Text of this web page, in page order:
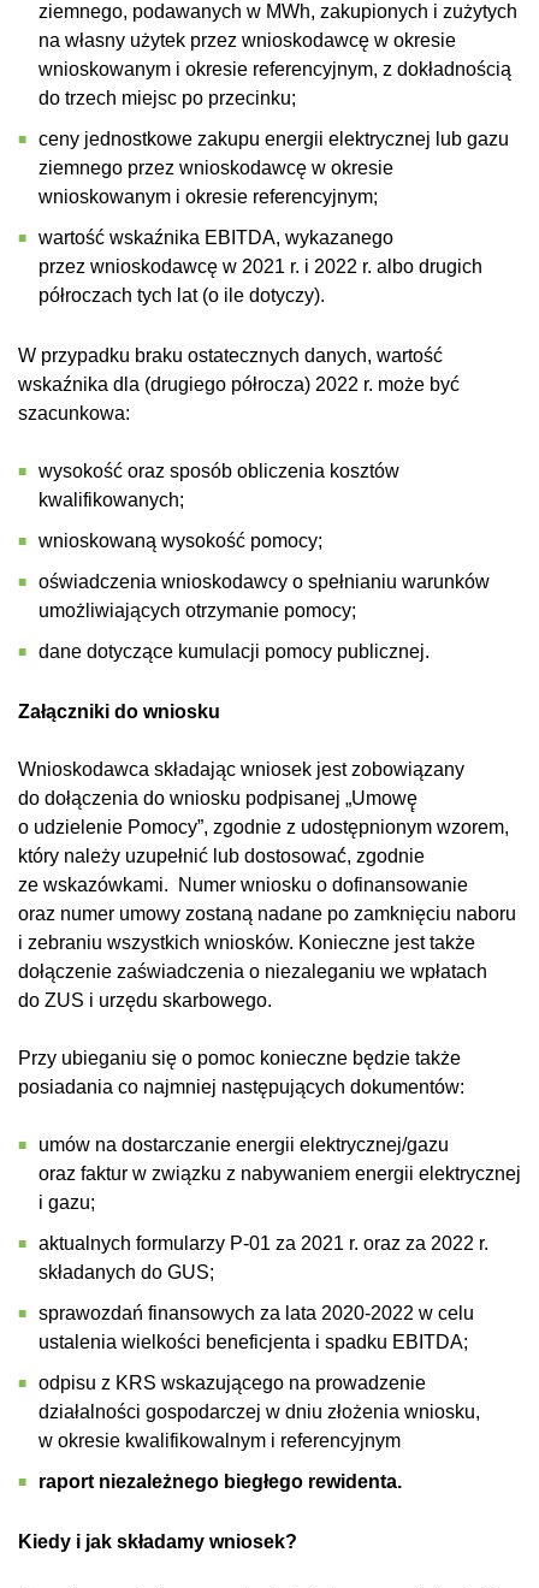
ziemnego, podawanych w MWh, zakupionych i zużytych
na własny użytek przez wnioskodawcę w okresie
wnioskowanym i okresie referencyjnym, z dokładnością
do trzech miejsc po przecinku;
ceny jednostkowe zakupu energii elektrycznej lub gazu
ziemnego przez wnioskodawcę w okresie
wnioskowanym i okresie referencyjnym;
wartość wskaźnika EBITDA, wykazanego
przez wnioskodawcę w 2021 r. i 2022 r. albo drugich
półroczach tych lat (o ile dotyczy).
W przypadku braku ostatecznych danych, wartość
wskaźnika dla (drugiego półrocza) 2022 r. może być
szacunkowa:
wysokość oraz sposób obliczenia kosztów
kwalifikowanych;
wnioskowaną wysokość pomocy;
oświadczenia wnioskodawcy o spełnianiu warunków
umożliwiających otrzymanie pomocy;
dane dotyczące kumulacji pomocy publicznej.
Załączniki do wniosku
Wnioskodawca składając wniosek jest zobowiązany
do dołączenia do wniosku podpisanej „Umowę̨
o udzielenie Pomocy”, zgodnie z udostępnionym wzorem,
który należy uzupełnić lub dostosować́, zgodnie
ze wskazówkami. Numer wniosku o dofinansowanie
oraz numer umowy zostaną nadane po zamknięciu naboru
i zebraniu wszystkich wniosków. Konieczne jest także
dołączenie zaświadczenia o niezaleganiu we wpłatach
do ZUS i urzędu skarbowego.
Przy ubieganiu się o pomoc konieczne będzie także
posiadania co najmniej następujących dokumentów:
umów na dostarczanie energii elektrycznej/gazu
oraz faktur w związku z nabywaniem energii elektrycznej
i gazu;
aktualnych formularzy P-01 za 2021 r. oraz za 2022 r.
składanych do GUS;
sprawozdań finansowych za lata 2020-2022 w celu
ustalenia wielkości beneficjenta i spadku EBITDA;
odpisu z KRS wskazującego na prowadzenie
działalności gospodarczej w dniu złożenia wniosku,
w okresie kwalifikowalnym i referencyjnym
raport niezależnego biegłego rewidenta.
Kiedy i jak składamy wniosek?